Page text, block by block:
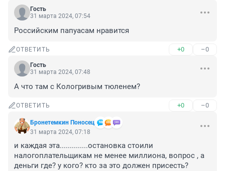
Гость
31 марта 2024, 07:54
Российским папуасам нравится
ОТВЕТИТЬ +0 –0
Гость
31 марта 2024, 07:48
А что там с Кологривым тюленем?
ОТВЕТИТЬ +0 –0
Бронетемкин Поносец
31 марта 2024, 07:18
и каждая эта..............остановка стоили
налогоплательщикам не менее миллиона, вопрос , а
деньги где? у кого? кто за это должен присесть?